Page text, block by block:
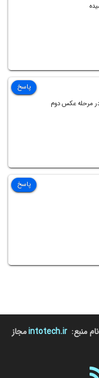
در مرحله عکس دوم
پاسخ
پاسخ
منبع: intotech.irمجاز